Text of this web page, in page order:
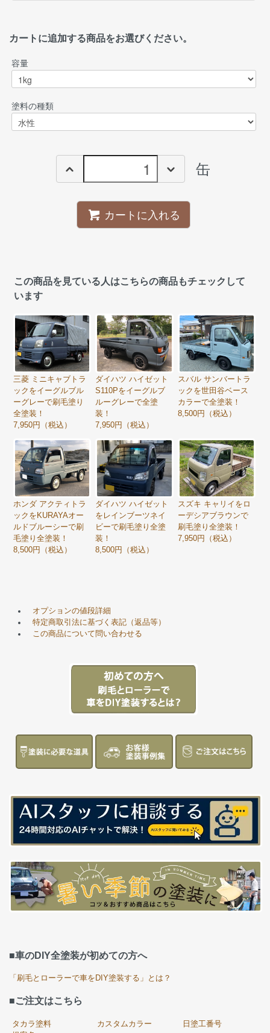
カートに追加する商品をお選びください。
容量
塗料の種類
缶
カートに入れる
この商品を見ている人はこちらの商品もチェックして
います
三菱 ミニキャブトラ
ックをイーグルブル
ーグレーで刷毛塗り
全塗装！
7,950円（税込）
ダイハツ ハイゼット
S110Pをイーグルブ
ルーグレーで全塗
装！
7,950円（税込）
スバル サンバートラ
ックを世田谷ベース
カラーで全塗装！
8,500円（税込）
ホンダ アクティトラ
ックをKURAYAオー
ルドブルーシーで刷
毛塗り全塗装！
8,500円（税込）
ダイハツ ハイゼット
をレインブーツネイ
ビーで刷毛塗り全塗
装！
8,500円（税込）
スズキ キャリイをロ
ーデシアブラウンで
刷毛塗り全塗装！
7,950円（税込）
オプションの値段詳細
特定商取引法に基づく表記（返品等）
この商品について問い合わせる
■車のDIY全塗装が初めての方へ
「刷毛とローラーで車をDIY塗装する」とは？
■ご注文はこちら
タカラ塗料
カスタムカラー 日塗工番号